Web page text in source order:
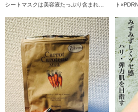
シートマスクは美容液たっぷり含まれい
ト×PDRN